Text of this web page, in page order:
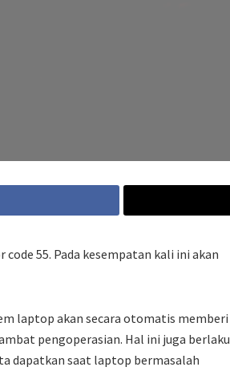
code 55. Pada kesempatan kali ini akan
laptop akan secara otomatis memberi
pengoperasian. Hal ini juga berlaku
dapatkan saat laptop bermasalah